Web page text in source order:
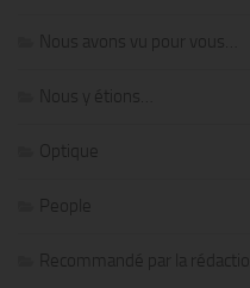
Nous avons vu pour vous…
Nous y étions…
Optique
People
Recommandé par la rédaction